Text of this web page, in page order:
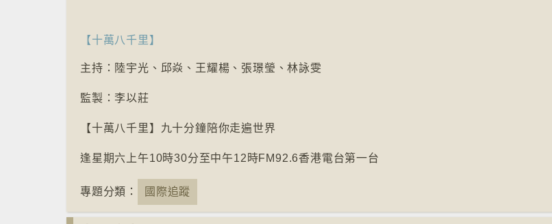
【十萬八千里】
主持：陸宇光、邱焱、王耀楊、張璟瑩、林詠雯
監製：李以莊
【十萬八千里】九十分鐘陪你走遍世界
逢星期六上午10時30分至中午12時FM92.6香港電台第一台
專題分類： 國際追蹤